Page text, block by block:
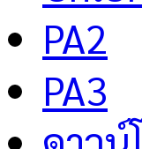
PA2
PA3